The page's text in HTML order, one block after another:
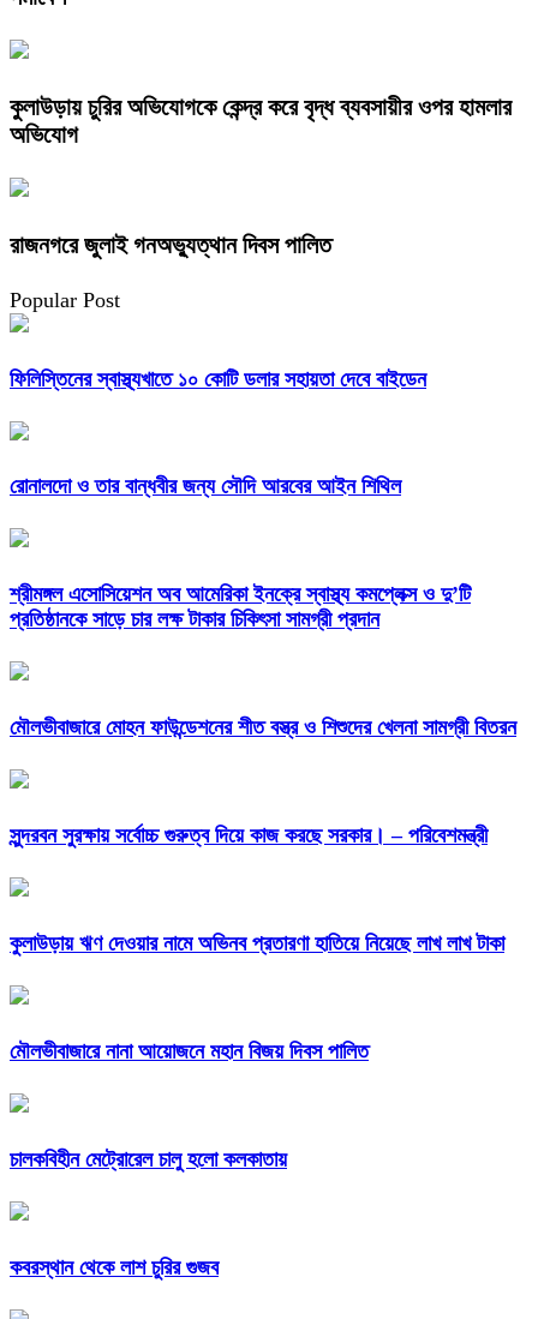
কুলাউড়ায় চুরির অভিযোগকে কেন্দ্র করে বৃদ্ধ ব্যবসায়ীর ওপর হামলার
অভিযোগ
রাজনগরে জুলাই গনঅভ্যুত্থান দিবস পালিত
Popular Post
ফিলিস্তিনের স্বাস্থ্যখাতে ১০ কোটি ডলার সহায়তা দেবে বাইডেন
রোনালদো ও তার বান্ধবীর জন্য সৌদি আরবের আইন শিথিল
শ্রীমঙ্গল এসোসিয়েশন অব আমেরিকা ইনক্রে স্বাস্থ্য কমপ্লেক্স ও দু’টি
প্রতিষ্ঠানকে সাড়ে চার লক্ষ টাকার চিকিৎসা সামগ্রী প্রদান
মৌলভীবাজারে মোহন ফাউন্ডেশনের শীত বস্ত্র ও শিশুদের খেলনা সামগ্রী বিতরন
সুন্দরবন সুরক্ষায় সর্বোচ্চ গুরুত্ব দিয়ে কাজ করছে সরকার। – পরিবেশমন্ত্রী
কুলাউড়ায় ঋণ দেওয়ার নামে অভিনব প্রতারণা হাতিয়ে নিয়েছে লাখ লাখ টাকা
মৌলভীবাজারে নানা আয়োজনে মহান বিজয় দিবস পালিত
চালকবিহীন মেট্রোরেল চালু হলো কলকাতায়
কবরস্থান থেকে লাশ চুরির গুজব